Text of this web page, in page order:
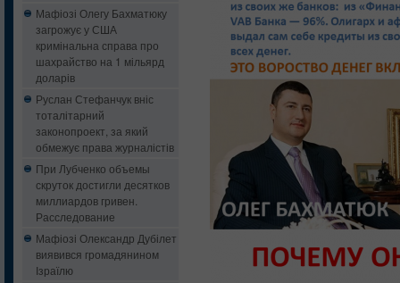
Мафіозі Олегу Бахматюку
загрожує у США
кримінальна справа про
шахрайство на 1 мільярд
доларів
Руслан Стефанчук вніс
тоталітарний
законопроект, за який
обмежує права журналістів
При Лубченко объемы
скруток достигли десятков
миллиардов гривен.
Расследование
Мафіозі Олександр Дубілет
виявився громадянином
Ізраїлю